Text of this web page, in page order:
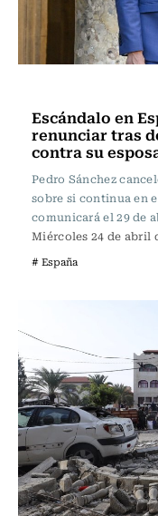
Escándalo en
renunciar tras
contra su
Pedro Sánchez
sobre si continua en
comunicará el 29 de
Miércoles 24 de abril
# España